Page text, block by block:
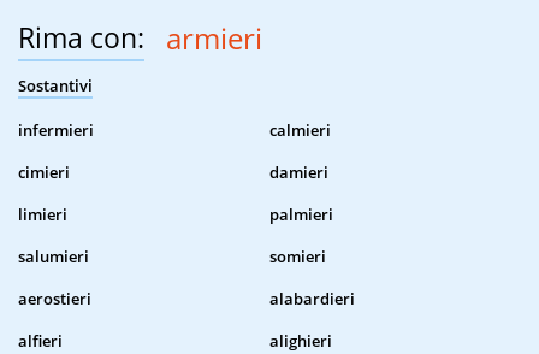
Rima con: armieri
Sostantivi
infermieri
calmieri
cimieri
damieri
limieri
palmieri
salumieri
somieri
aerostieri
alabardieri
alfieri
alighieri